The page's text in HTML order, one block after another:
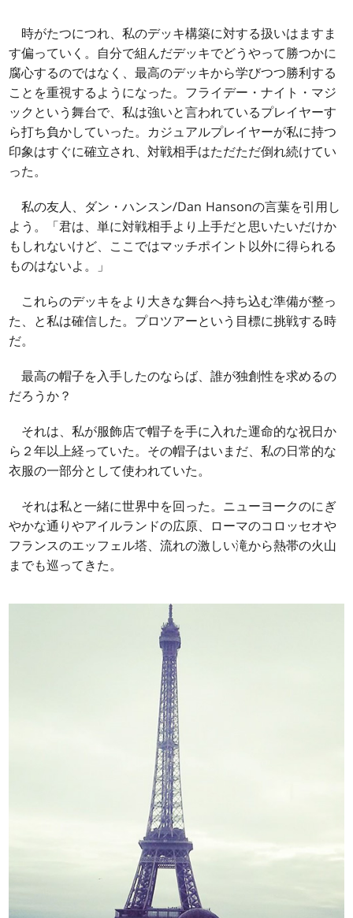
時がたつにつれ、私のデッキ構築に対する扱いはますま
す偏っていく。自分で組んだデッキでどうやって勝つかに
腐心するのではなく、最高のデッキから学びつつ勝利する
ことを重視するようになった。フライデー・ナイト・マジ
ックという舞台で、私は強いと言われているプレイヤーす
ら打ち負かしていった。カジュアルプレイヤーが私に持つ
印象はすぐに確立され、対戦相手はただただ倒れ続けてい
った。
私の友人、ダン・ハンスン/Dan Hansonの言葉を引用し
よう。「君は、単に対戦相手より上手だと思いたいだけか
もしれないけど、ここではマッチポイント以外に得られる
ものはないよ。」
これらのデッキをより大きな舞台へ持ち込む準備が整っ
た、と私は確信した。プロツアーという目標に挑戦する時
だ。
最高の帽子を入手したのならば、誰が独創性を求めるの
だろうか？
それは、私が服飾店で帽子を手に入れた運命的な祝日か
ら２年以上経っていた。その帽子はいまだ、私の日常的な
衣服の一部分として使われていた。
それは私と一緒に世界中を回った。ニューヨークのにぎ
やかな通りやアイルランドの広原、ローマのコロッセオや
フランスのエッフェル塔、流れの激しい滝から熱帯の火山
までも巡ってきた。